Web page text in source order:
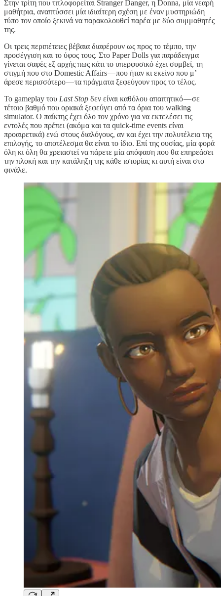
Στην τρίτη που τιτλοφορείται Stranger Danger, η Donna, μία νεαρή
μαθήτρια, αναπτύσσει μία ιδιαίτερη σχέση με έναν μυστηριώδη
τύπο τον οποίο ξεκινά να παρακολουθεί παρέα με δύο συμμαθητές
της.
Οι τρεις περιπέτειες βέβαια διαφέρουν ως προς το τέμπο, την
προσέγγιση και το ύφος τους. Στο Paper Dolls για παράδειγμα
γίνεται σαφές εξ αρχής πως κάτι το υπερφυσικό έχει συμβεί, τη
στιγμή που στο Domestic Affairs — που ήταν κι εκείνο που μ’
άρεσε περισσότερo — τα πράγματα ξεφεύγουν προς το τέλος.
Το gameplay του Last Stop δεν είναι καθόλου απαιτητικό — σε
τέτοιο βαθμό που οριακά ξεφεύγει από τα όρια του walking
simulator. Ο παίκτης έχει όλο τον χρόνο για να εκτελέσει τις
εντολές που πρέπει (ακόμα και τα quick-time events είναι
προαιρετικά) ενώ στους διαλόγους, αν και έχει την πολυτέλεια της
επιλογής, το αποτέλεσμα θα είναι το ίδιο. Επί της ουσίας, μία φορά
όλη κι όλη θα χρειαστεί να πάρετε μία απόφαση που θα επηρεάσει
την πλοκή και την κατάληξη της κάθε ιστορίας κι αυτή είναι στο
φινάλε.